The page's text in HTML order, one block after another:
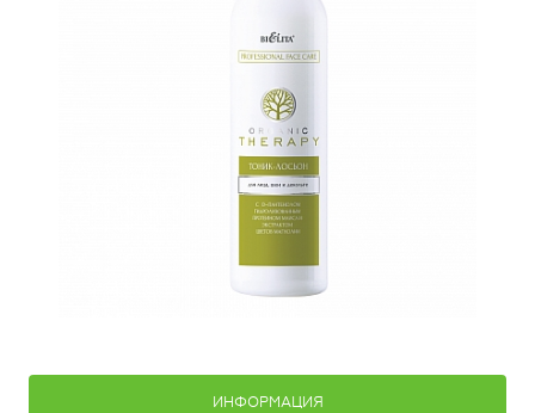
ИНФОРМАЦИЯ